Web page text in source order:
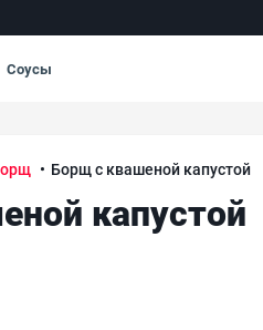
Соусы
Борщ с квашеной капустой
капустой